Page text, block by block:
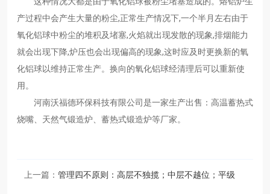
产过程中会产生大量的粉尘,正常生产情况下,一个半月左右由于
氧化铝球中粉尘的堆积及堵塞,火焰就出现发散的现象,排烟能力
就会出现下降,炉压也会出现偏高的现象,这时应及时更换新的氧
化铝球以维持正常生产。换向的氧化铝球经清理后可以重新使
用。
河南沃福德环保科技有限公司是一家生产出售：高温蓄热式
烧嘴、天然气锻造炉、蓄热式锻造炉等厂家。
上一篇： 管理四不原则：高层不独揽；中层不越位；平级